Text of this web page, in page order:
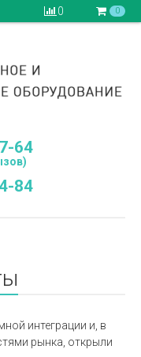
0 0
64
84
интеграции и, в
рынка, открыли